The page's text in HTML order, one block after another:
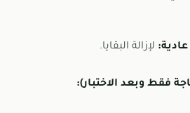
لإزالة البقايا.
فقط وبعد الاختبار):